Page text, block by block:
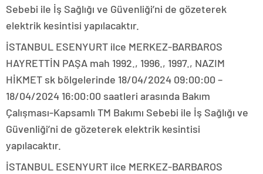
Sebebi ile İş Sağlığı ve Güvenliği’ni de gözeterek
elektrik kesintisi yapılacaktır.
İSTANBUL ESENYURT ilce MERKEZ-BARBAROS
HAYRETTİN PAŞA mah 1992., 1996., 1997., NAZIM
HİKMET sk bölgelerinde 18/04/2024 09:00:00 –
18/04/2024 16:00:00 saatleri arasında Bakım
Çalışması-Kapsamlı TM Bakımı Sebebi ile İş Sağlığı ve
Güvenliği’ni de gözeterek elektrik kesintisi
yapılacaktır.
İSTANBUL ESENYURT ilce MERKEZ-BARBAROS